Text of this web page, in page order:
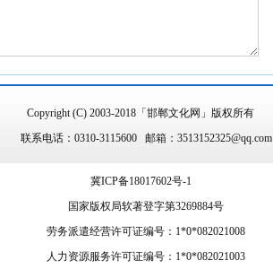
Copyright (C) 2003-2018「邯郸文化网」版权所有
联系电话：0310-3115600 邮箱：3513152325@qq.com
冀ICP备18017602号-1
国家版权局软著登字第3269884号
劳务派遣经营许可证编号：1*0*082021008
人力资源服务许可证编号：1*0*082021003